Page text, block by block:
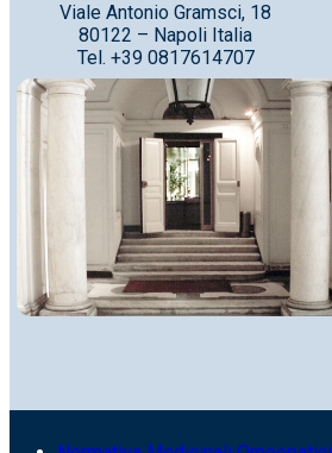
Viale Antonio Gramsci, 18
80122 – Napoli Italia
Tel. +39 0817614707